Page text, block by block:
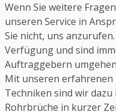
Wenn Sie weitere
unseren Service in
Sie nicht, uns
Verfügung und sind
Auftraggebern
Mit unseren
Techniken sind wir
Rohrbrüche in kurzer